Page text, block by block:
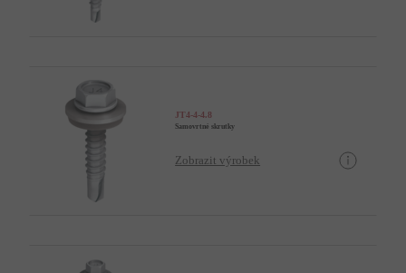
JT4-4-4.8
Samovrtné skrutky
Zobrazit výrobek